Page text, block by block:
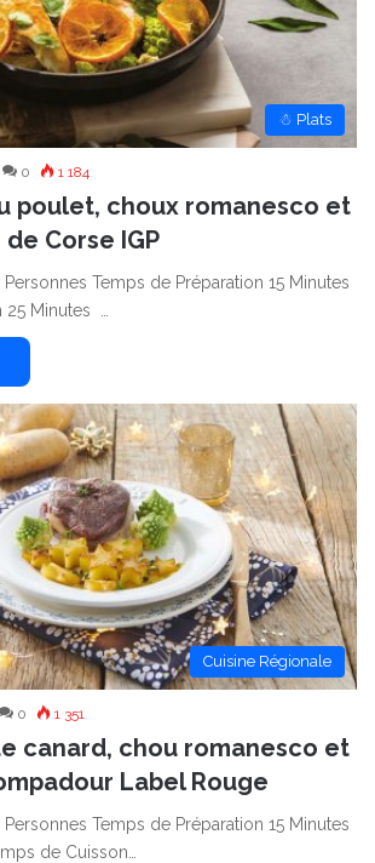
☃ Plats
0 1 184
poulet, choux romanesco et
Corse IGP
Temps de Préparation 15 Minutes
Minutes …
Cuisine Régionale
0 1 351
canard, chou romanesco et
Label Rouge
Temps de Préparation 15 Minutes
de Cuisson…